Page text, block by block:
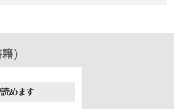
）
めます